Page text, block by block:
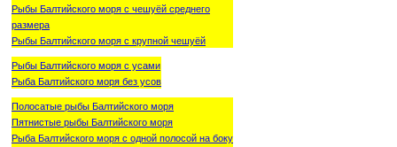
Рыбы Балтийского моря с чешуёй среднего
размера
Рыбы Балтийского моря с крупной чешуёй
Рыбы Балтийского моря с усами
Рыба Балтийского моря без усов
Полосатые рыбы Балтийского моря
Пятнистые рыбы Балтийского моря
Рыба Балтийского моря с одной полосой на боку